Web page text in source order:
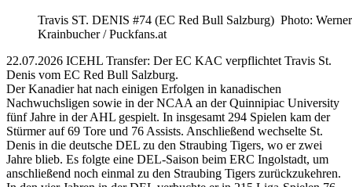
Travis ST. DENIS #74 (EC Red Bull Salzburg) Photo: Werner
Krainbucher / Puckfans.at
22.07.2026 ICEHL Transfer: Der EC KAC verpflichtet Travis St.
Denis vom EC Red Bull Salzburg.
Der Kanadier hat nach einigen Erfolgen in kanadischen
Nachwuchsligen sowie in der NCAA an der Quinnipiac University
fünf Jahre in der AHL gespielt. In insgesamt 294 Spielen kam der
Stürmer auf 69 Tore und 76 Assists. Anschließend wechselte St.
Denis in die deutsche DEL zu den Straubing Tigers, wo er zwei
Jahre blieb. Es folgte eine DEL-Saison beim ERC Ingolstadt, um
anschließend noch einmal zu den Straubing Tigers zurückzukehren.